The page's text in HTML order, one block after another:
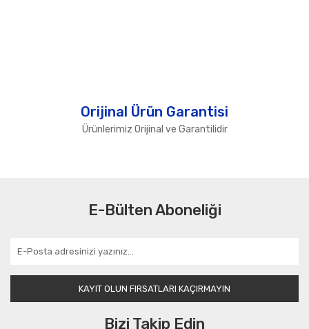
Orijinal Ürün Garantisi
Ürünlerimiz Orijinal ve Garantilidir
E-Bülten Aboneliği
KAYIT OLUN FIRSATLARI KAÇIRMAYIN
Bizi Takip Edin